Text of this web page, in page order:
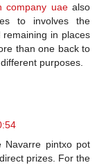
company uaealso
to involves the
in places
than one back to
purposes.
Navarre pintxo pot
prizes. For the